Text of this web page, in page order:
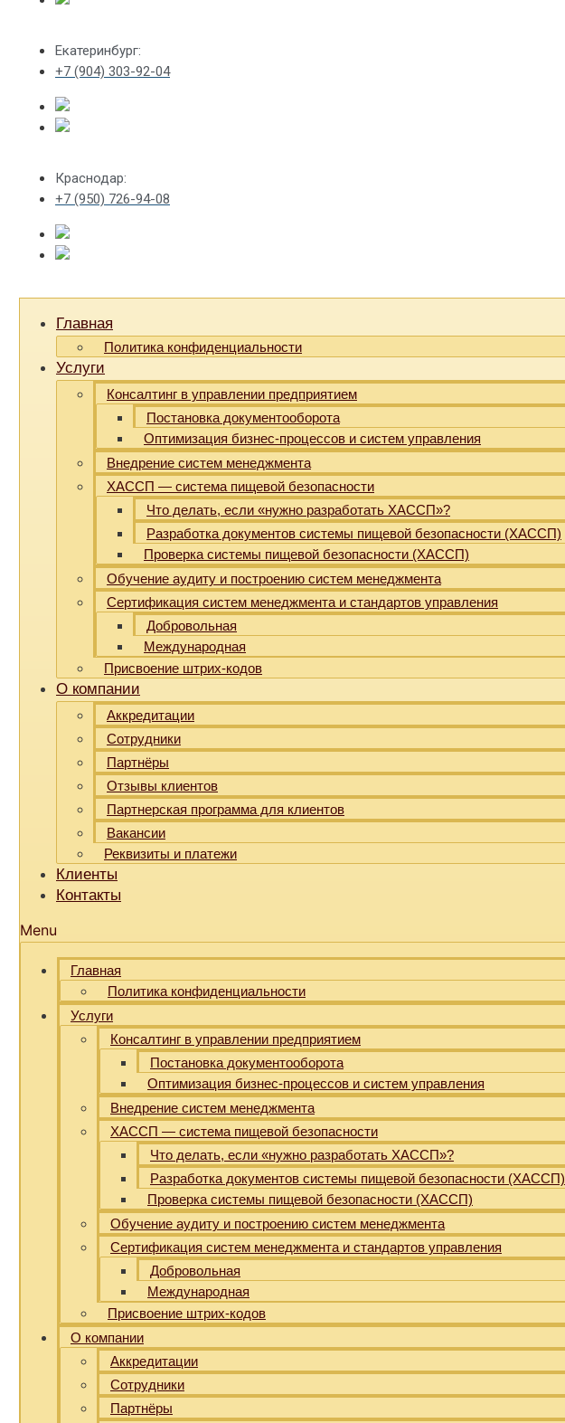
Екатеринбург:
+7 (904) 303-92-04
Краснодар:
+7 (950) 726-94-08
Главная
Политика конфиденциальности
Услуги
Консалтинг в управлении предприятием
Постановка документооборота
Оптимизация бизнес-процессов и систем управления
Внедрение систем менеджмента
ХАССП — система пищевой безопасности
Что делать, если «нужно разработать ХАССП»?
Разработка документов системы пищевой безопасности (ХАССП)
Проверка системы пищевой безопасности (ХАССП)
Обучение аудиту и построению систем менеджмента
Сертификация систем менеджмента и стандартов управления
Добровольная
Международная
Присвоение штрих-кодов
О компании
Аккредитации
Сотрудники
Партнёры
Отзывы клиентов
Партнерская программа для клиентов
Вакансии
Реквизиты и платежи
Клиенты
Контакты
Menu
Главная
Политика конфиденциальности
Услуги
Консалтинг в управлении предприятием
Постановка документооборота
Оптимизация бизнес-процессов и систем управления
Внедрение систем менеджмента
ХАССП — система пищевой безопасности
Что делать, если «нужно разработать ХАССП»?
Разработка документов системы пищевой безопасности (ХАССП)
Проверка системы пищевой безопасности (ХАССП)
Обучение аудиту и построению систем менеджмента
Сертификация систем менеджмента и стандартов управления
Добровольная
Международная
Присвоение штрих-кодов
О компании
Аккредитации
Сотрудники
Партнёры